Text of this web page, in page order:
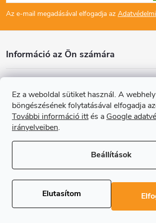
Ez a weboldal sütiket használ. A webhely
böngészésének folytatásával elfogadja
További információ ittés a Google
irányelveiben.
Beállítások
Elutasítom
t
s
e
e
m
b
é
Az e-mail megadásával elfogadja az
Információ az Ön számára
Online fizetési lehetőséget
Shoptet Premium
Copyright 2026Regals.hu. Minden jog
szerkesztése